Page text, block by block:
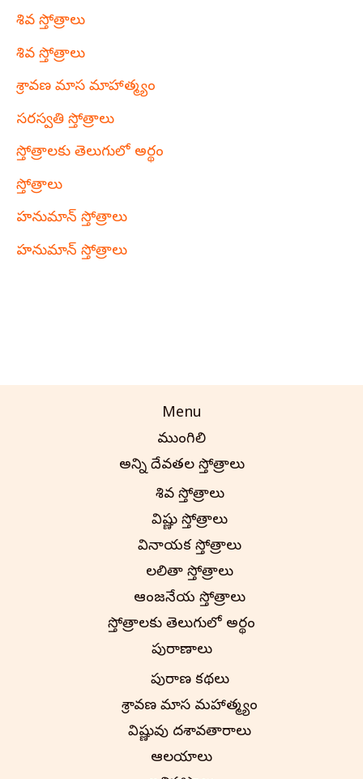
శివ స్తోత్రాలు
శివ స్తోత్రాలు
శ్రావణ మాస మాహాత్మ్యం
సరస్వతి స్తోత్రాలు
స్తోత్రాలకు తెలుగులో అర్థం
స్తోత్రాలు
హనుమాన్ స్తోత్రాలు
హనుమాన్ స్తోత్రాలు
Menu
ముంగిలి
అన్ని దేవతల స్తోత్రాలు
శివ స్తోత్రాలు
విష్ణు స్తోత్రాలు
వినాయక స్తోత్రాలు
లలితా స్తోత్రాలు
ఆంజనేయ స్తోత్రాలు
స్తోత్రాలకు తెలుగులో అర్థం
పురాణాలు
పురాణ కథలు
శ్రావణ మాస మహాత్మ్యం
విష్ణువు దశావతారాలు
ఆలయాలు